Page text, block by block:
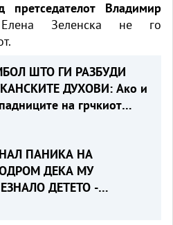
Владимир
Зеленска не го
ШТО ГИ РАЗБУДИ
ДУХОВИ: Ако и
на грчкиот
пречка во тоа
ПАНИКА НА
ДЕКА МУ
ДЕТЕТО -